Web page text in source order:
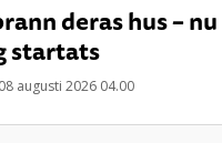
deras hus –
startats
08 augusti 2026 04.00